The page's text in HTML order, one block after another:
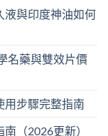
液與印度神油如何
名藥與雙效片價
用步驟完整指南
（2026更新）